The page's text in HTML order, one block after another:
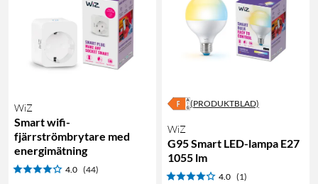
WiZ
Smart wifi-
fjärrströmbrytare med
energimätning
4.0 (44)
(PRODUKTBLAD)
WiZ
G95 Smart LED-lampa E27
1055 lm
4.0 (1)